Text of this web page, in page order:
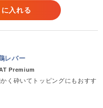
入れる
レバー
Premium
く砕いてトッピングにもおすす